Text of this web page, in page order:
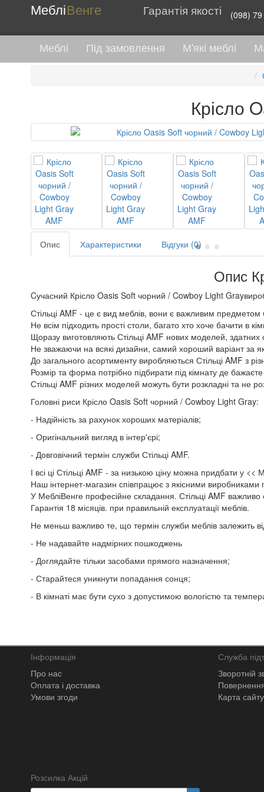
МебліВенге Гарантія якості (098)
Меблі Під замовлення М'які меблі
Крісло
Опис Характеристики Відгуки (0)
Опис
Cучасний Крісло Oasis Soft чорний / Cowboy Light
Стільці AMF - це є вид меблів, вони є важливим предметом
Не всім підходить прості столи, багато хто хоче бачити в
Щоразу виготовляють Стільці AMF нових моделей, здатних
Не зважаючи на всякі дизайни, самий хороший варіант за
До загального асортименту виробляються Стільці AMF з
Розмір та форма потрібно підбирати під кімнату де бажаєте
Стільці AMF різних моделей можуть бути розкладні та не
Головні риси Крісло Oasis Soft чорний / Cowboy Light Gray:
- Надійність за рахунок хороших матеріалів;
- Оригінальний вигляд в інтер'єрі;
- Довговічний термін служби Стільці AMF.
І всі ці Стільці AMF - за низькою ціну можна придбати у <<
Наш інтернет-магазин співпрацює з якісними виробниками
У МебліВенге професійне складання. Стільці AMF
Гарантія 18 місяців. при правильній експлуатації меблів.
Не меньш важливо те, що термін служби меблів залежить
- Не надавайте надмірних пошкоджень
- Доглядайте тільки засобами прямого назначення;
- Старайтеся уникнути попадання сонця;
- В кімнаті має бути сухо з допустимою вологістю та
Інформація
Про нас
Оплата і доставка
Умови згоди
Служба
Зворотній
Карта сайту
Розсилка Акцій